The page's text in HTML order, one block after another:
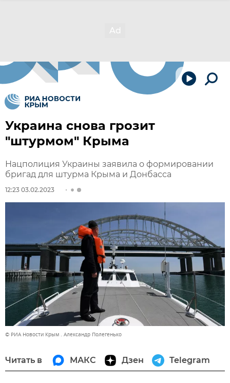
Украина снова грозит
"штурмом" Крыма
Нацполиция Украины заявила о формировании
бригад для штурма Крыма и Донбасса
12:23 03.02.2023
© РИА Новости Крым . Александр Полегенько
Читать в МАКС Дзен Telegram